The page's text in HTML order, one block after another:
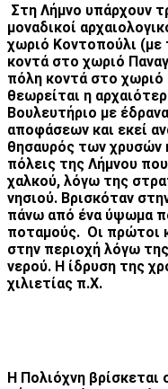
Στη Λήμνο υπάρχουν
μοναδικοί
χωριό Κοντοπούλι (με
κοντά στο χωριό
πόλη κοντά στο χωριό
θεωρείται η
Βουλευτήριο με
αποφάσεων και εκεί
θησαυρός των χρυσών
πόλεις της Λήμνου
χαλκού, λόγω της
νησιού. Βρισκόταν
πάνω από ένα ύψωμα
ποταμούς. Οι πρώτοι
στην περιοχή λόγω
νερού. Η ίδρυση της
χιλιετίας π.Χ.
Η Πολιόχνη βρίσκεται